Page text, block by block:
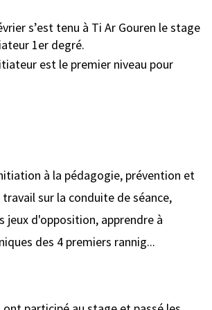
s’est tenu à Ti Ar Gouren le stage
1er degré.
est le premier niveau pour
à la pédagogie, prévention et
sur la conduite de séance,
jeux d'opposition, apprendre à
des 4 premiers rannig...